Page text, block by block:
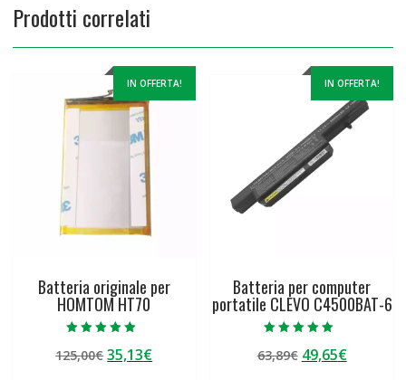
Prodotti correlati
IN OFFERTA!
Batteria originale per
HOMTOM HT70
5.00
su 5
125,00€Il
35,13€Il
IN OFFERTA!
Batteria per computer
portatile CLEVO C4500BAT-6
5.00
su 5
63,89€ Il
49,65€Il